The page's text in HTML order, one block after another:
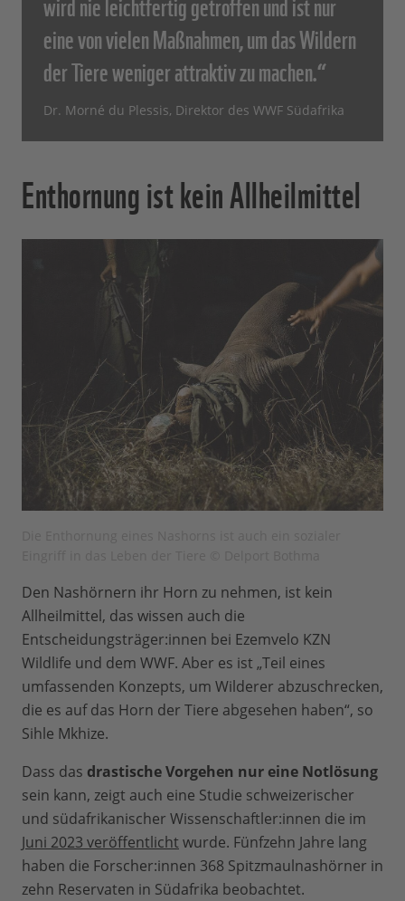
eine von vielen Maßnahmen, um das Wildern
der Tiere weniger attraktiv zu machen.“
Dr. Morné du Plessis, Direktor des WWF Südafrika
Enthornung ist kein Allheilmittel
Den Nashörnern ihr Horn zu nehmen, ist kein
Allheilmittel, das wissen auch die
Entscheidungsträger:innen bei Ezemvelo KZN
Wildlife und dem WWF. Aber es ist „Teil eines
umfassenden Konzepts, um Wilderer abzuschrecken,
die es auf das Horn der Tiere abgesehen haben“, so
Sihle Mkhize.
Dass das drastische Vorgehen nur eine Notlösung
sein kann, zeigt auch eine Studie schweizerischer
und südafrikanischer Wissenschaftler:innen die im
Juni 2023 veröffentlicht wurde. Fünfzehn Jahre lang
haben die Forscher:innen 368 Spitzmaulnashörner in
zehn Reservaten in Südafrika beobachtet.